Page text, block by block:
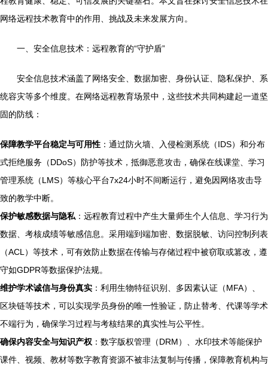
网络远程技术教育中的作用、挑战及未来发展方向。
一、安全信息技术：远程教育的“守护盾”
安全信息技术涵盖了网络安全、数据加密、身份认证、隐私保护、系
统容灾等多个维度。在网络远程教育场景中，这些技术共同构建起一道坚
固的防线：
保障教学平台稳定与可用性 ：通过防火墙、入侵检测系统（IDS）和分布
式拒绝服务（DDoS）防护等技术，抵御恶意攻击，确保在线课堂、学习
管理系统（LMS）等核心平台7x24小时不间断运行，避免因网络攻击导
致的教学中断。
保护敏感数据与隐私 ：远程教育过程中产生大量师生个人信息、学习行为
数据、考核成绩等敏感信息。采用端到端加密、数据脱敏、访问控制列表
（ACL）等技术，可有效防止数据在传输与存储过程中被窃取或篡改，遵
守如GDPR等数据保护法规。
维护学术诚信与身份真实 ：利用生物特征识别、多因素认证（MFA）、
区块链等技术，可以实现学员身份的唯一性验证，防止替考、代课等学术
不端行为，确保学习过程与考核结果的真实性与公平性。
确保内容安全与知识产权 ：数字版权管理（DRM）、水印技术等能保护
课件、视频、教材等数字教育资源不被非法复制与传播，保障教育机构与